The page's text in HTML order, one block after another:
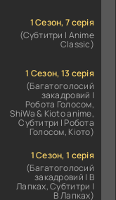
1 Сезон, 7 серія
(Субтитри | Anime
Classic)
1 Сезон, 13 серія
(Багатоголосий
закадровий |
Робота Голосом,
ShiWa & Kioto anime,
Субтитри | Робота
Голосом, Кіото)
1 Сезон, 1 серія
(Багатоголосий
закадровий | В
Лапках, Субтитри |
В Лапках)